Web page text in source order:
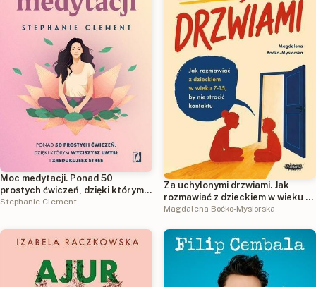
Moc medytacji. Ponad 50
prostych ćwiczeń, dzięki którym
wyciszysz umysł i zredukujesz
Stephanie Clement
Za uchylonymi drzwiami. Jak
rozmawiać z dzieckiem w wieku 7-
15 lat, by nie stracić kontaktu
Magdalena Boćko-Mysiorska